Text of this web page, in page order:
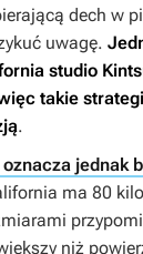
dech w
uwagę.
studio
takie
.
oznacza jednak
ma 80
niż